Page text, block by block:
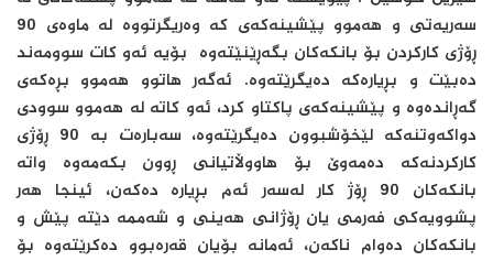
سه‌ریه‌تی و هه‌موو پێشینه‌كه‌ی كه‌ وه‌ریگرتووه‌ له‌ ماوه‌ی 90
ڕۆژی كاركردن بۆ بانكه‌كان بگه‌ڕێنێته‌وه‌ بۆیه‌ ئه‌و كات سوومه‌ند
ده‌بێت و بڕیاره‌كه‌ ده‌یگرێته‌وه‌. ئه‌گه‌ر هاتوو هه‌موو بڕه‌كه‌ی
گه‌ڕانده‌وه‌ و پێشینه‌كه‌ی پاكتاو كرد، ئه‌و كاته‌ له‌ هه‌موو سوودی
دواكه‌وتنه‌كه‌ لێخۆشبوون ده‌یگرێته‌وه‌، سه‌باره‌ت به‌ 90 ڕۆژی
كاركردنه‌كه‌ ده‌مه‌وێ بۆ هاووڵاتیانی ڕوون بكه‌مه‌وه‌ واته‌
بانكه‌كان 90 ڕۆژ كار له‌سه‌ر ئه‌م بڕیاره‌ ده‌كه‌ن، ئینجا هه‌ر
پشوویه‌كی فه‌رمی یان ڕۆژانی هه‌ینی و شه‌ممه‌ دێته‌ پێش و
بانكه‌كان ده‌وام ناكه‌ن، ئه‌مانه‌ بۆیان قه‌ره‌بوو ده‌كرێته‌وه‌ بۆ